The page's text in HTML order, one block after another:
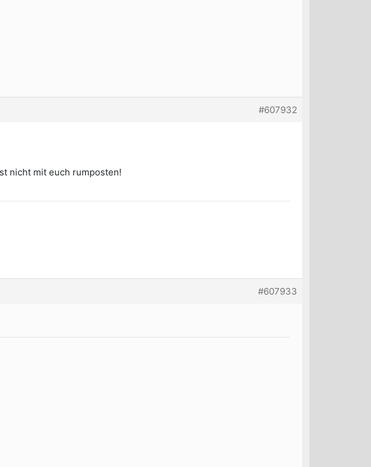
#607932
nicht mit euch rumposten!
#607933